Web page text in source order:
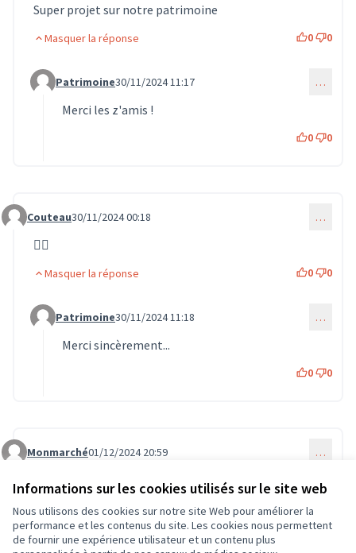
Informations sur les cookies utilisés sur le site web
Nous utilisons des cookies sur notre site Web pour améliorer la
performance et les contenus du site. Les cookies nous permettent
de fournir une expérience utilisateur et un contenu plus
Super projet sur notre patrimoine
Masquer la réponse 0 0
Commentaire 1485 (réponse au commentaire 1251)
Patrimoine30/11/2024 11:17 …
Merci les z'amis !
0 0
Commentaire 1468
Couteau30/11/2024 00:18 …
👍🏻
Masquer la réponse 0 0
Commentaire 1486 (réponse au commentaire 1468)
Patrimoine30/11/2024 11:18 …
Merci sincèrement...
0 0
Commentaire 1521
Monmarché01/12/2024 20:59 …
Magnifique projet 👍🏼👍🏼👍🏼
0